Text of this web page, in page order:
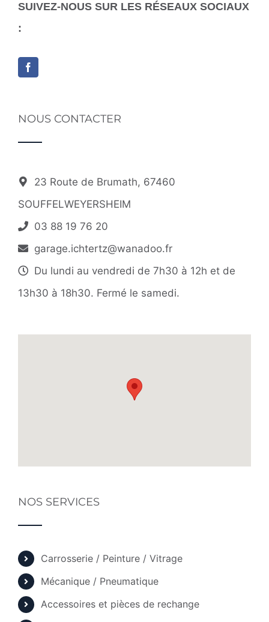
SUIVEZ-NOUS SUR LES RÉSEAUX SOCIAUX
:
NOUS CONTACTER
23 Route de Brumath, 67460
SOUFFELWEYERSHEIM
03 88 19 76 20
garage.ichtertz@wanadoo.fr
Du lundi au vendredi de 7h30 à 12h et de
13h30 à 18h30. Fermé le samedi.
NOS SERVICES
Carrosserie / Peinture / Vitrage
Mécanique / Pneumatique
Accessoires et pièces de rechange